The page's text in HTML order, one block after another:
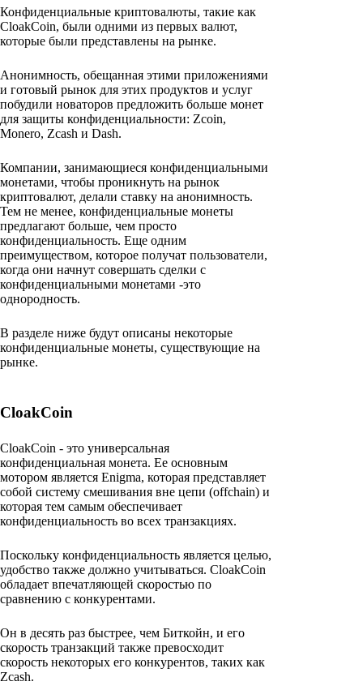
Конфиденциальные криптовалюты, такие как
CloakCoin, были одними из первых валют,
которые были представлены на рынке.
Анонимность, обещанная этими приложениями
и готовый рынок для этих продуктов и услуг
побудили новаторов предложить больше монет
для защиты конфиденциальности: Zcoin,
Monero, Zcash и Dash.
Компании, занимающиеся конфиденциальными
монетами, чтобы проникнуть на рынок
криптовалют, делали ставку на анонимность.
Тем не менее, конфиденциальные монеты
предлагают больше, чем просто
конфиденциальность. Еще одним
преимуществом, которое получат пользователи,
когда они начнут совершать сделки с
конфиденциальными монетами -это
однородность.
В разделе ниже будут описаны некоторые
конфиденциальные монеты, существующие на
рынке.
CloakCoin
CloakCoin - это универсальная
конфиденциальная монета. Ее основным
мотором является Enigma, которая представляет
собой систему смешивания вне цепи (offchain) и
которая тем самым обеспечивает
конфиденциальность во всех транзакциях.
Поскольку конфиденциальность является целью,
удобство также должно учитываться. CloakCoin
обладает впечатляющей скоростью по
сравнению с конкурентами.
Он в десять раз быстрее, чем Биткойн, и его
скорость транзакций также превосходит
скорость некоторых его конкурентов, таких как
Zcash.